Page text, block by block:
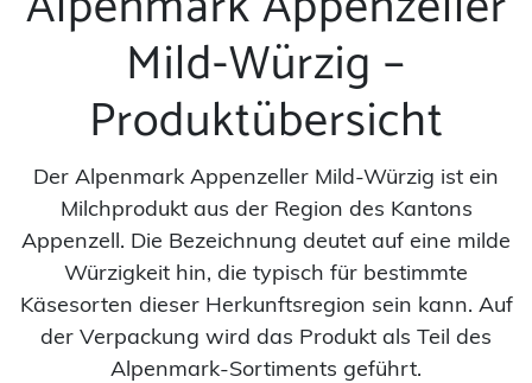
Mild-Würzig –
Produktübersicht
Der Alpenmark Appenzeller Mild-Würzig ist ein
Milchprodukt aus der Region des Kantons
Appenzell. Die Bezeichnung deutet auf eine milde
Würzigkeit hin, die typisch für bestimmte
Käsesorten dieser Herkunftsregion sein kann. Auf
der Verpackung wird das Produkt als Teil des
Alpenmark-Sortiments geführt.